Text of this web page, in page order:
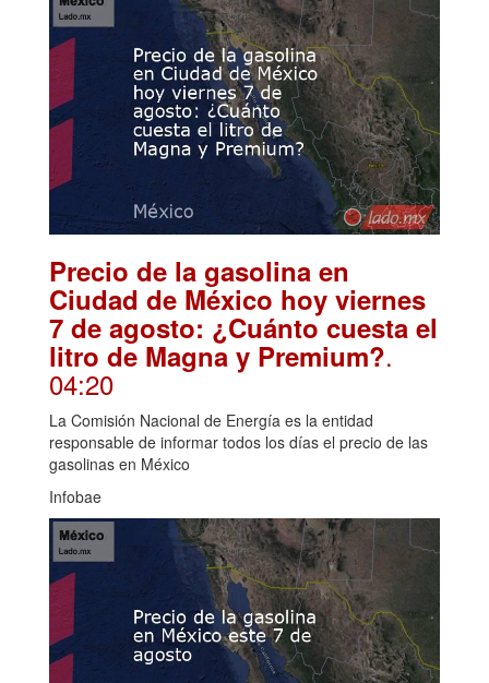
Precio de la gasolina en
Ciudad de México hoy viernes
7 de agosto: ¿Cuánto cuesta el
litro de Magna y Premium?.
04:20
La Comisión Nacional de Energía es la entidad
responsable de informar todos los días el precio de las
gasolinas en México
Infobae